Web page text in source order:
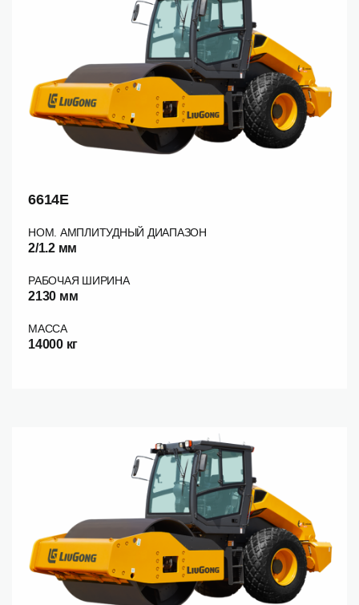
6614E
НОМ. АМПЛИТУДНЫЙ ДИАПАЗОН
2/1.2 мм
РАБОЧАЯ ШИРИНА
2130 мм
МАССА
14000 кг